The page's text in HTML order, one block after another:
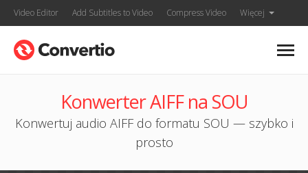
Video Editor Add Subtitles to Video Compress Video Więcej
Konwerter AIFF na SOU
Konwertuj audio AIFF do formatu SOU — szybko i
prosto